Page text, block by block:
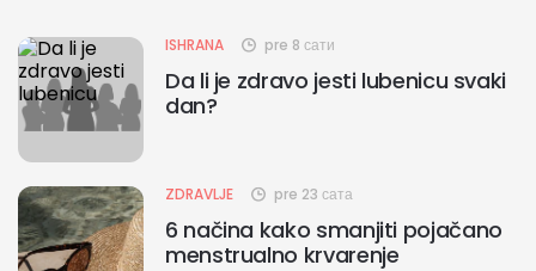
ISHRANA pre 8 сати
Da li je zdravo jesti lubenicu svaki
dan?
ZDRAVLJE pre 23 сата
6 načina kako smanjiti pojačano
menstrualno krvarenje